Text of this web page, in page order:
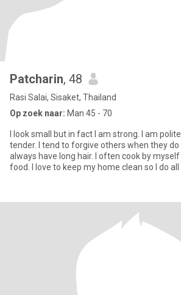
Patcharin, 48
Rasi Salai, Sisaket, Thailand
Op zoek naar: Man 45 - 70
I look small but in fact I am strong. I am
tender. I tend to forgive others when they do something wrong. I
always have long hair. I often cook by
food. I love to keep my home clean so I do all